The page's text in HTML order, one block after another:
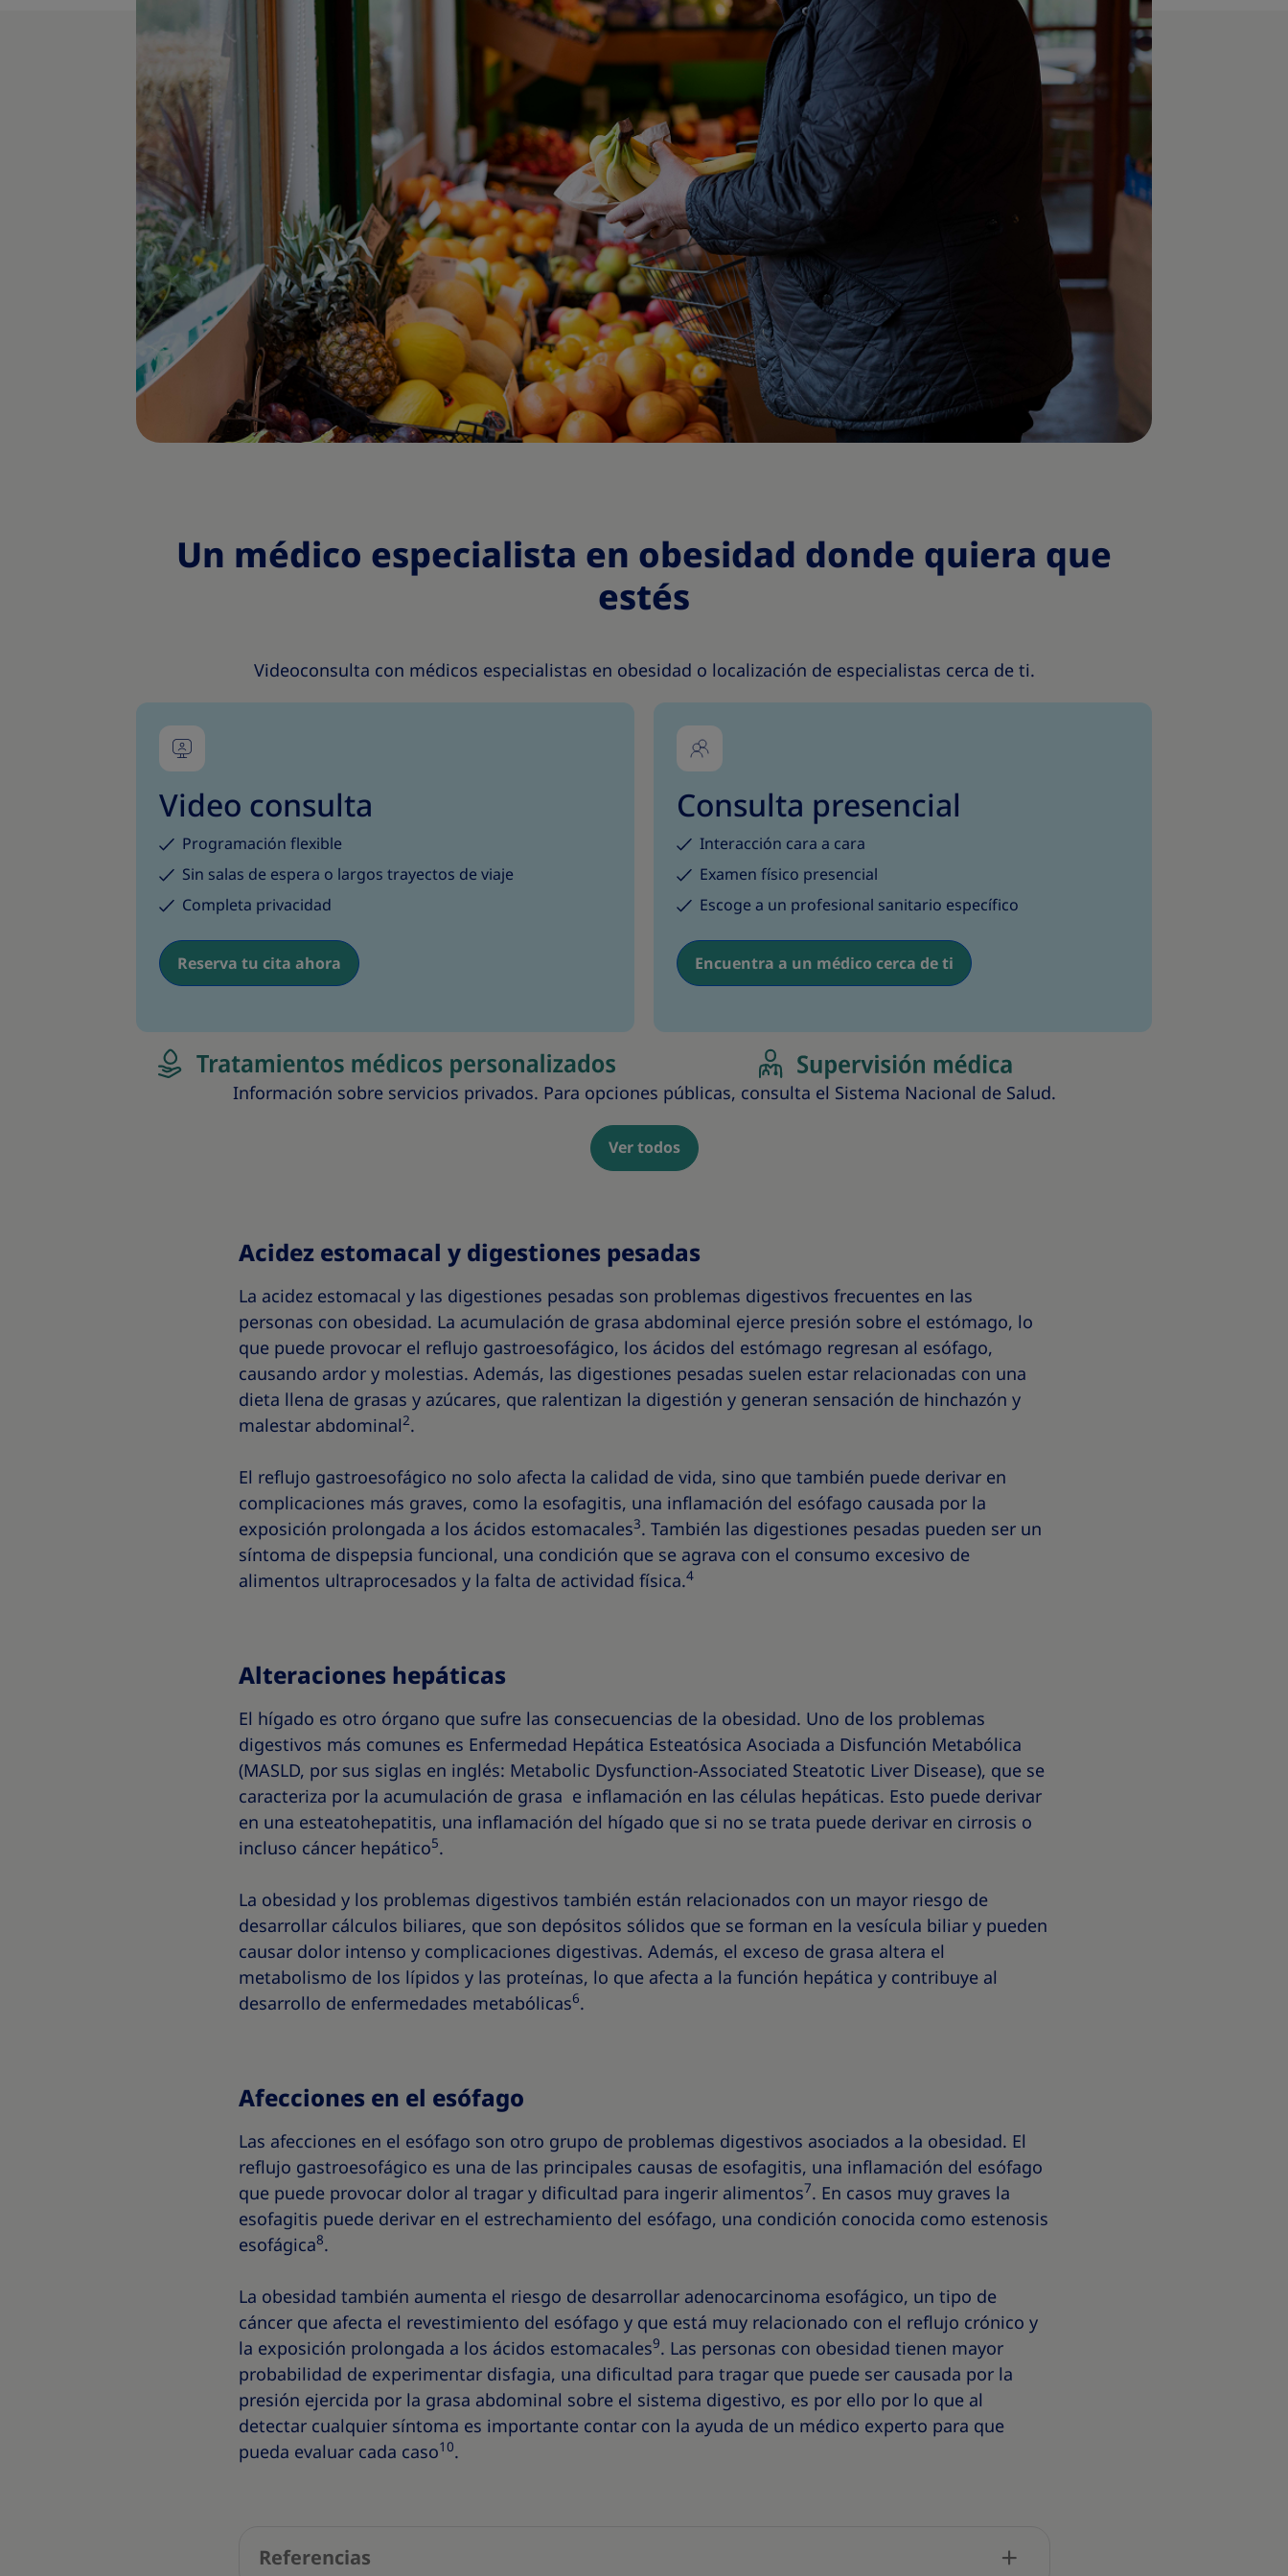
Un médico especialista en obesidad donde quiera que
estés
Videoconsulta con médicos especialistas en obesidad o localización de especialistas cerca de ti.
Video consulta
Programación flexible
Sin salas de espera o largos trayectos de viaje
Completa privacidad
Reserva tu cita ahora
Consulta presencial
Interacción cara a cara
Examen físico presencial
Escoge a un profesional sanitario específico
Encuentra a un médico cerca de ti
Información sobre servicios privados. Para opciones públicas, consulta el Sistema Nacional de Salud.
Ver todos
Acidez estomacal y digestiones pesadas
La acidez estomacal y las digestiones pesadas son problemas digestivos frecuentes en las
personas con obesidad. La acumulación de grasa abdominal ejerce presión sobre el estómago, lo
que puede provocar el reflujo gastroesofágico, los ácidos del estómago regresan al esófago,
causando ardor y molestias. Además, las digestiones pesadas suelen estar relacionadas con una
dieta llena de grasas y azúcares, que ralentizan la digestión y generan sensación de hinchazón y
malestar abdominal2.
El reflujo gastroesofágico no solo afecta la calidad de vida, sino que también puede derivar en
complicaciones más graves, como la esofagitis, una inflamación del esófago causada por la
exposición prolongada a los ácidos estomacales3. También las digestiones pesadas pueden ser un
síntoma de dispepsia funcional, una condición que se agrava con el consumo excesivo de
alimentos ultraprocesados y la falta de actividad física.4
Alteraciones hepáticas
El hígado es otro órgano que sufre las consecuencias de la obesidad. Uno de los problemas
digestivos más comunes es Enfermedad Hepática Esteatósica Asociada a Disfunción Metabólica
(MASLD, por sus siglas en inglés: Metabolic Dysfunction-Associated Steatotic Liver Disease), que se
caracteriza por la acumulación de grasa e inflamación en las células hepáticas. Esto puede derivar
en una esteatohepatitis, una inflamación del hígado que si no se trata puede derivar en cirrosis o
incluso cáncer hepático5.
La obesidad y los problemas digestivos también están relacionados con un mayor riesgo de
desarrollar cálculos biliares, que son depósitos sólidos que se forman en la vesícula biliar y pueden
causar dolor intenso y complicaciones digestivas. Además, el exceso de grasa altera el
metabolismo de los lípidos y las proteínas, lo que afecta a la función hepática y contribuye al
desarrollo de enfermedades metabólicas6.
Afecciones en el esófago
Las afecciones en el esófago son otro grupo de problemas digestivos asociados a la obesidad. El
reflujo gastroesofágico es una de las principales causas de esofagitis, una inflamación del esófago
que puede provocar dolor al tragar y dificultad para ingerir alimentos7. En casos muy graves la
esofagitis puede derivar en el estrechamiento del esófago, una condición conocida como estenosis
esofágica8.
La obesidad también aumenta el riesgo de desarrollar adenocarcinoma esofágico, un tipo de
cáncer que afecta el revestimiento del esófago y que está muy relacionado con el reflujo crónico y
la exposición prolongada a los ácidos estomacales9. Las personas con obesidad tienen mayor
probabilidad de experimentar disfagia, una dificultad para tragar que puede ser causada por la
presión ejercida por la grasa abdominal sobre el sistema digestivo, es por ello por lo que al
detectar cualquier síntoma es importante contar con la ayuda de un médico experto para que
pueda evaluar cada caso10.
Referencias